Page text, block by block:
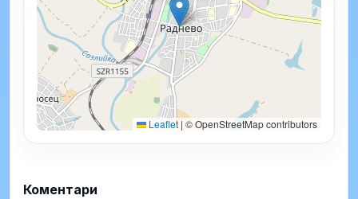
Leaflet | © OpenStreetMap contributors
Коментари